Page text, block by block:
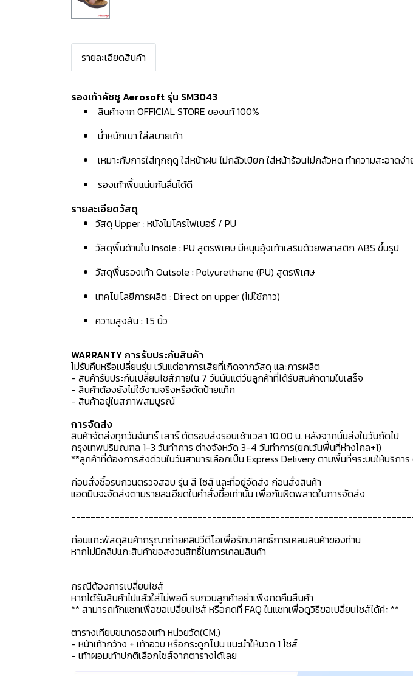
รายละเอียดสินค้า
รองเท้าคัชชู Aerosoft รุ่น SM3043
สินค้าจาก OFFICIAL STORE ของแท้ 100%
น้ำหนักเบา ใส่สบายเท้า
เหมาะกับการใส่ทุกฤดู ใส่หน้าฝน ไม่กลัวเปียก ใส่หน้าร้อนไม่กลัวหด ทำความสะอาดง่า
รองเท้าพื้นแน่นกันลื่นได้ดี
รายละเอียดวัสดุ
วัสดุ Upper : หนังไมโครไฟเบอร์ / PU
วัสดุพื้นด้านใน Insole : PU สูตรพิเศษ มีหนุนอุ้งเท้าเสริมด้วยพลาสติก ABS ขึ้นรูป
วัสดุพื้นรองเท้า Outsole : Polyurethane (PU) สูตรพิเศษ
เทคโนโลยีการผลิต : Direct on upper (ไม่ใช้กาว)
ความสูงส้น : 1.5 นิ้ว
WARRANTY การรับประกันสินค้า
ไม่รับคืนหรือเปลี่ยนรุ่น เว้นแต่อาการเสียที่เกิดจากวัสดุ และการผลิต
- สินค้ารับประกันเปลี่ยนไซส์ภายใน 7 วันนับแต่วันลูกค้าที่ได้รับสินค้าตามใบเสร็จ
- สินค้าต้องยังไม่ใช้งานจริงหรือตัดป้ายแท็ก
- สินค้าอยู่ในสภาพสมบูรณ์
การจัดส่ง
สินค้าจัดส่งทุกวันจันทร์ เสาร์ ตัดรอบส่งรอบเช้าเวลา 10.00 น. หลังจากนั้นส่งในวันถัดไป
กรุงเทพปริมณฑล 1-3 วันทำการ ต่างจังหวัด 3-4 วันทำการ(ยกเว้นพื้นที่ห่างไกล+1)
**ลูกค้าที่ต้องการส่งด่วนในวันสามารเลือกเป็น Express Delivery ตามพื้นที่ๆระบบให้บริกา
ก่อนสั่งซื้อรบกวนตรวจสอบ รุ่น สี ไซส์ และที่อยู่จัดส่ง ก่อนสั่งสินค้า
แอดมินจะจัดส่งตามรายละเอียดในคำสั่งซื้อเท่านั้น เพื่อกันผิดพลาดในการจัดส่ง
ก่อนแกะพัสดุสินค้ากรุณาถ่ายคลิปวีดีโอเพื่อรักษาสิทธิ์การเคลมสินค้าของท่าน
หากไม่มีคลิปแกะสินค้าขอสงวนสิทธิ์ในการเคลมสินค้า
กรณีต้องการเปลี่ยนไซส์
หากได้รับสินค้าไปแล้วใส่ไม่พอดี รบกวนลูกค้าอย่าเพิ่งกดคืนสืนค้า
** สามารถทักแชทเพื่อขอเปลี่ยนไซส์ หรือกดที่ FAQ ในแชทเพื่อดูวิธีขอเปลี่ยนไซส์ได้ค่ะ **
ตารางเทียบขนาดรองเท้า หน่วยวัด(CM.)
- หน้าเท้ากว้าง + เท้าอวบ หรือกระดูกโปน แนะนำให้บวก 1 ไซส์
- เท้าผอมเท้าปกติเลือกไซส์จากตารางได้เลย